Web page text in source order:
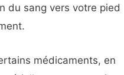
du sang vers votre pied
médicaments, en